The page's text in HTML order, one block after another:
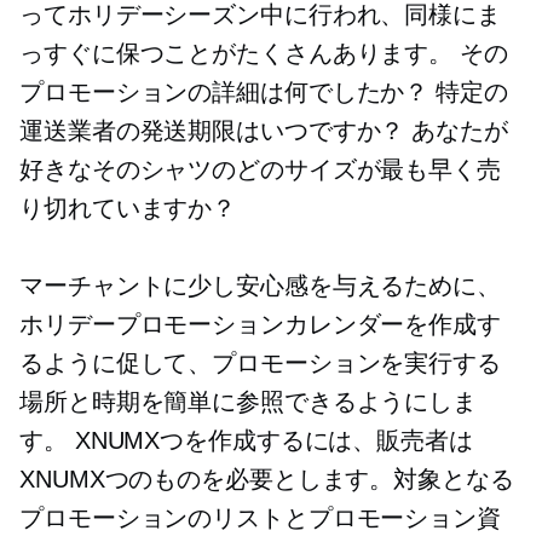
ってホリデーシーズン中に行われ、同様にま
っすぐに保つことがたくさんあります。 その
プロモーションの詳細は何でしたか？ 特定の
運送業者の発送期限はいつですか？ あなたが
好きなそのシャツのどのサイズが最も早く売
り切れていますか？
マーチャントに少し安心感を与えるために、
ホリデープロモーションカレンダーを作成す
るように促して、プロモーションを実行する
場所と時期を簡単に参照できるようにしま
す。 XNUMXつを作成するには、販売者は
XNUMXつのものを必要とします。対象となる
プロモーションのリストとプロモーション資